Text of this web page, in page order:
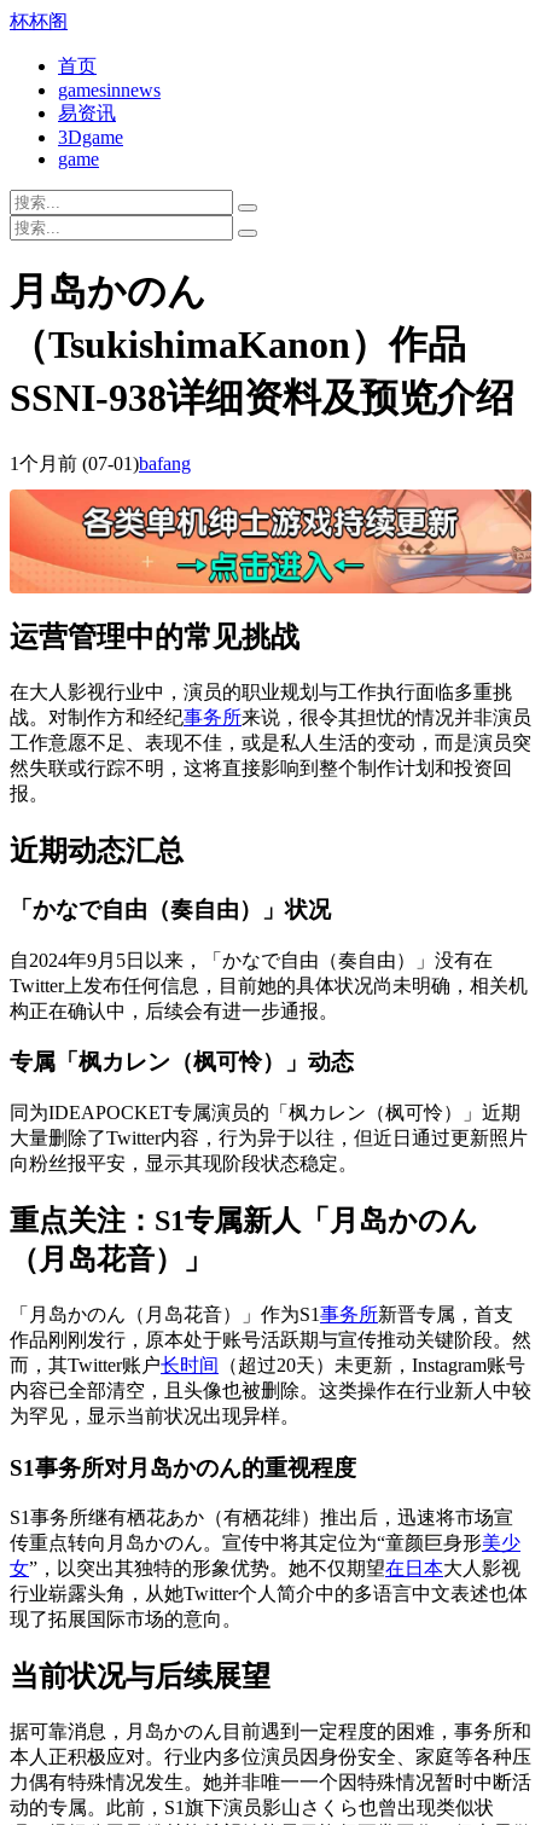
杯杯阁
首页
gamesinnews
易资讯
3Dgame
game
月岛かのん
（TsukishimaKanon）作品
SSNI-938详细资料及预览介绍
1个月前 (07-01)bafang
运营管理中的常见挑战
在大人影视行业中，演员的职业规划与工作执行面临多重挑
战。对制作方和经纪事务所来说，很令其担忧的情况并非演员
工作意愿不足、表现不佳，或是私人生活的变动，而是演员突
然失联或行踪不明，这将直接影响到整个制作计划和投资回
报。
近期动态汇总
「かなで自由（奏自由）」状况
自2024年9月5日以来，「かなで自由（奏自由）」没有在
Twitter上发布任何信息，目前她的具体状况尚未明确，相关机
构正在确认中，后续会有进一步通报。
专属「枫カレン（枫可怜）」动态
同为IDEAPOCKET专属演员的「枫カレン（枫可怜）」近期
大量删除了Twitter内容，行为异于以往，但近日通过更新照片
向粉丝报平安，显示其现阶段状态稳定。
重点关注：S1专属新人「月岛かのん
（月岛花音）」
「月岛かのん（月岛花音）」作为S1事务所新晋专属，首支
作品刚刚发行，原本处于账号活跃期与宣传推动关键阶段。然
而，其Twitter账户长时间
（超过20天）未更新，Instagram账号
内容已全部清空，且头像也被删除。这类操作在行业新人中较
为罕见，显示当前状况出现异样。
S1事务所对月岛かのん的重视程度
S1事务所继有栖花あか（有栖花绯）推出后，迅速将市场宣
传重点转向月岛かのん。宣传中将其定位为“童颜巨身形美少
女”，以突出其独特的形象优势。她不仅期望在日本大人影视
行业崭露头角，从她Twitter个人简介中的多语言中文表述也体
现了拓展国际市场的意向。
当前状况与后续展望
据可靠消息，月岛かのん目前遇到一定程度的困难，事务所和
本人正积极应对。行业内多位演员因身份安全、家庭等各种压
力偶有特殊情况发生。她并非唯一一个因特殊情况暂时中断活
动的专属。此前，S1旗下演员影山さくら也曾出现类似状